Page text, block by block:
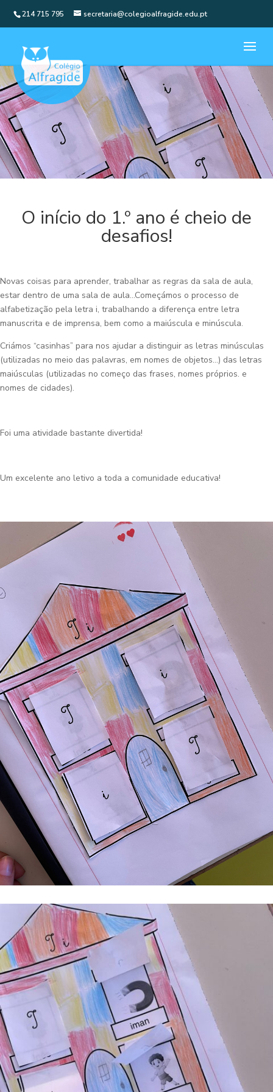
214 715 795 secretaria@colegioalfragide.edu.pt
O início do 1.º ano é cheio de
desafios!
Novas coisas para aprender, trabalhar as regras da sala de aula,
estar dentro de uma sala de aula…Começámos o processo de
alfabetização pela letra i, trabalhando a diferença entre letra
manuscrita e de imprensa, bem como a maiúscula e minúscula.
Criámos “casinhas” para nos ajudar a distinguir as letras minúsculas
(utilizadas no meio das palavras, em nomes de objetos…) das letras
maiúsculas (utilizadas no começo das frases, nomes próprios. e
nomes de cidades).
Foi uma atividade bastante divertida!
Um excelente ano letivo a toda a comunidade educativa!